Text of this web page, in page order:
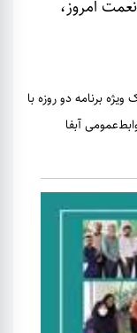
امروز،
برنامه دو روزه با
آبفا